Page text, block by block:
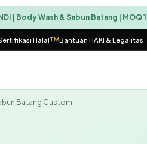
| Body Wash & Sabun Batang |
Halal Bantuan HAKI & Legalitas
Batang Custom